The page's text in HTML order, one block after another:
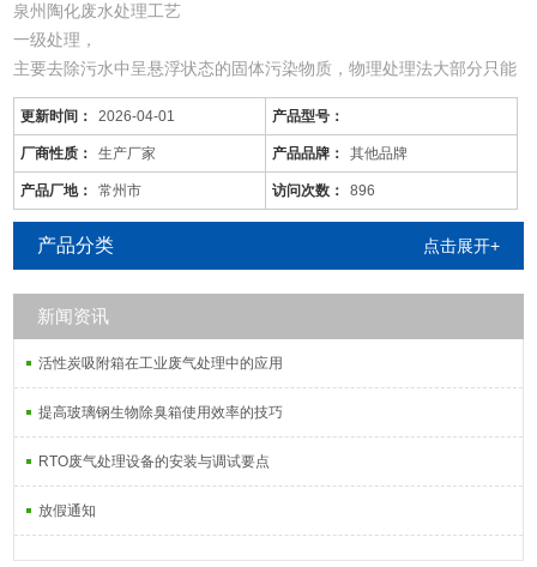
泉州陶化废水处理工艺
一级处理，
主要去除污水中呈悬浮状态的固体污染物质，物理处理法大部分只能
完成一级处理的要求。经过一级处理的污水，BOD一般可去除30%左
右，达不到排放标准。一级处理属于二级处理的预处理。
二级处理，
主要去除污水中呈胶体和溶解状态的有机污染物质(BOD，COD物
质)，去除率可达90%以上，使有机污染物达到排放标准。
三级处理，
进一步处理难降解的有机物、氮和磷等能
更新时间： 2026-04-01 产品型号：
厂商性质： 生产厂家 产品品牌： 其他品牌
产品厂地： 常州市 访问次数： 896
产品分类 点击展开+
新闻资讯
活性炭吸附箱在工业废气处理中的应用
提高玻璃钢生物除臭箱使用效率的技巧
RTO废气处理设备的安装与调试要点
放假通知